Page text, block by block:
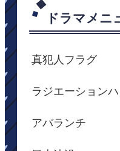
ドラマメニ
真犯人フラグ
ラジエーション
アバランチ